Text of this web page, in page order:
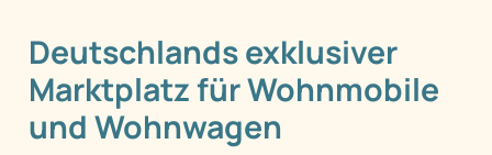
Deutschlands exklusiver
Marktplatz für Wohnmobile
und Wohnwagen